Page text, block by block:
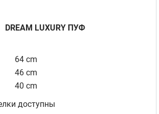
DREAM LUXURY ПУФ
64 cm
46 cm
40 cm
доступны